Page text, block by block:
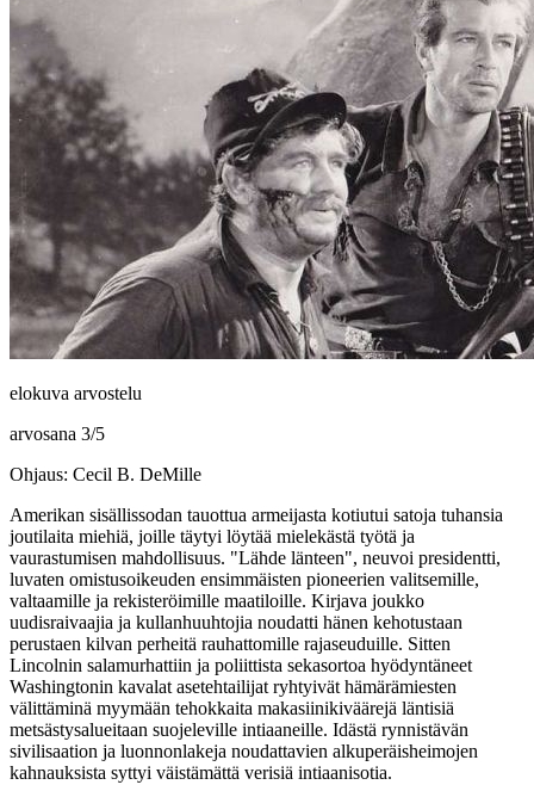
elokuva arvostelu
arvosana 3/5
Ohjaus: Cecil B. DeMille
Amerikan sisällissodan tauottua armeijasta kotiutui satoja tuhansia
joutilaita miehiä, joille täytyi löytää mielekästä työtä ja
vaurastumisen mahdollisuus. "Lähde länteen", neuvoi presidentti,
luvaten omistusoikeuden ensimmäisten pioneerien valitsemille,
valtaamille ja rekisteröimille maatiloille. Kirjava joukko
uudisraivaajia ja kullanhuuhtojia noudatti hänen kehotustaan
perustaen kilvan perheitä rauhattomille rajaseuduille. Sitten
Lincolnin salamurhattiin ja poliittista sekasortoa hyödyntäneet
Washingtonin kavalat asetehtailijat ryhtyivät hämärämiesten
välittäminä myymään tehokkaita makasiinikiväärejä läntisiä
metsästysalueitaan suojeleville intiaaneille. Idästä rynnistävän
sivilisaation ja luonnonlakeja noudattavien alkuperäisheimojen
kahnauksista syttyi väistämättä verisiä intiaanisotia.